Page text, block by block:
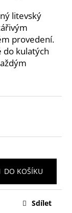
litevský
provedení.
do kulatých
DO KOŠÍKU
Sdílet